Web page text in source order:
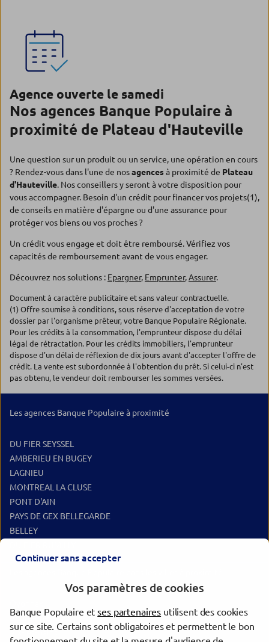
Agence ouverte le samedi
Nos agences Banque Populaire à
proximité de Plateau d'Hauteville
Une question sur un produit ou un service, une opération en cours
? Rendez-vous dans l'une de nosagencesà proximité de Plateau
d'Hauteville. Nos conseillers y seront à votre disposition pour
vous accompagner. Besoin d'un crédit pour financer vos projets(1),
de conseils en matière d'épargne ou d'une assurance pour
protéger vos biens ou vos proches ?
Un crédit vous engage et doit être remboursé. Vérifiez vos
capacités de remboursement avant de vous engager.
Découvrez nos solutions : Epargner, Emprunter,Assurer.
Document à caractère publicitaire et sans valeur contractuelle.
(1) Offre soumise à conditions, sous réserve d'acceptation de votre
dossier par l'organisme prêteur, votre Banque Populaire Régionale.
Pour les crédits à la consommation, l'emprunteur dispose du délai
légal de rétractation. Pour les crédits immobiliers, l'emprunteur
dispose d'un délai de réflexion de dix jours avant d'accepter l'offre de
crédit. La vente est subordonnée à l'obtention du prêt. Si celui-ci n'est
pas obtenu, le vendeur doit rembourser les sommes versées.
Les agences Banque Populaire à proximité
DU FIER SEYSSEL
AMBERIEU EN BUGEY
LAGNIEU
MONTREAL LA CLUSE
PONT D'AIN
PAYS DE GEX BELLEGARDE
BELLEY
Bourg-en-Bresse
Aix-les-Bains
Continuer sans accepter
Vos paramètres de cookies
Banque Populaire etses partenaires utilisent des cookies
sur ce site. Certains sont obligatoires et permettent le bon